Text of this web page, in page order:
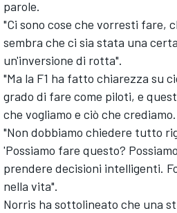
parole.
"Ci sono cose che vorresti fare,
sembra che ci sia stata una
un'inversione di rotta".
"Ma la F1 ha fatto chiarezza su
grado di fare come piloti, e
che vogliamo e ciò che
"Non dobbiamo chiedere tutto
'Possiamo fare questo?
prendere decisioni intelligenti.
nella vita".
Norris ha sottolineato che una